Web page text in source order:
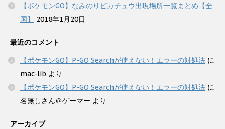
【ポケモンGO】なみのりピカチュウ出現場所一覧まとめ【全
国】
2018年1月20日
最近のコメント
【ポケモンGO】P-GO Searchが使えない！エラーの対処法 に
mac-lib より
【ポケモンGO】P-GO Searchが使えない！エラーの対処法 に
名無しさん＠ゲーマー より
アーカイブ